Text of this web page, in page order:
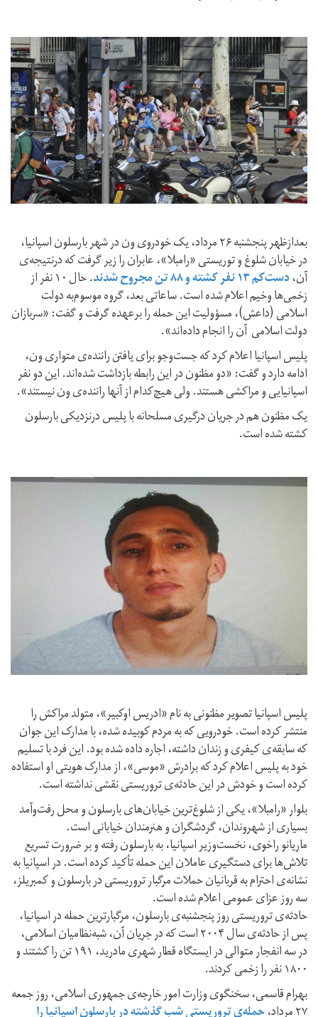
بعدازظهر پنجشنبه ۲۶ مرداد، یک خودروی ون در شهر بارسلون اسپانیا،
در خیابان شلوغ و توریستی «رامبلا»، عابران را زیر گرفت که درنتیجه‌ی
آن،دست‌کم ۱۳ نفر کشته و ۸۸ تن مجروح شدند . حال ۱۰ نفر از
زخمی‌ها وخیم اعلام شده است. ساعاتی بعد، گروه موسوم‌به دولت
اسلامی (داعش)، مسؤولیت این حمله را برعهده گرفت و گفت: «سربازان
دولت اسلامی آن را انجام داده‌اند».
پلیس اسپانیا اعلام کرد که جست‌وجو برای یافتن راننده‌ی متواری ون،
ادامه دارد و گفت: «دو مظنون در این رابطه بازداشت شده‌اند. این دو نفر
اسپانیایی و مراکشی هستند. ولی هیچ‌کدام از آنها راننده‌ی ون نیستند».
یک مظنون هم در جریان درگیری مسلحانه با پلیس درنزدیکی بارسلون
کشته شده است.
پلیس اسپانیا تصویر مظنونی به نام «ادریس اوکبیر»، متولد مراکش را
منتشر کرده است. خودرویی که به مردم کوبیده شده، با مدارک این جوان
که سابقه‌ی کیفری و زندان داشته، اجاره داده شده بود. این فرد با تسلیم
خود به پلیس اعلام کرد که برادرش «موسی»، از مدارک هویتی او استفاده
کرده است و خودش در این حادثه‌ی تروریستی نقشی نداشته است.
بلوار «رامبلا»، یکی از شلوغ‌ترین خیابان‌های بارسلون و محل رفت‌وآمد
بسیاری از شهروندان، گردشگران و هنرمندان خیابانی است.
ماریانو راخوی، نخست‌وزیر اسپانیا، به بارسلون رفته و بر ضرورت تسریع
تلاش‌ها برای دستگیری عاملان این حمله تأکید کرده است. در اسپانیا به
نشانه‌ی احترام به قربانیان حملات مرگبار تروریستی در بارسلون و کمبریلز،
سه روز عزای عمومی اعلام شده است.
حادثه‌ی تروریستی روز پنجشنبه‌ی بارسلون، مرگبارترین حمله در اسپانیا،
پس از حادثه‌ی سال ۲۰۰۴ است که در جریان آن، شبه‌‌نظامیان اسلامی،
در سه انفجار متوالی در ایستگاه قطار شهری مادرید، ۱۹۱ تن را کشتند و
۱۸۰۰ نفر را زخمی کردند.
بهرام قاسمی، سخنگوی وزارت امور خارجه‌ی جمهوری اسلامی، روز جمعه